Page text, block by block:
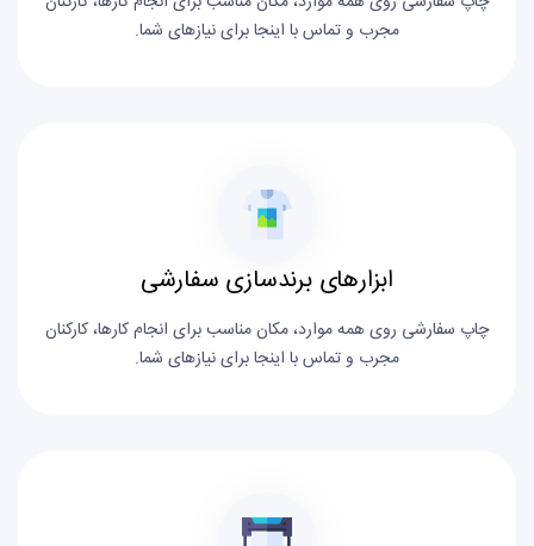
مجرب و تماس با اینجا برای نیازهای شما.
ابزارهای برندسازی سفارشی
چاپ سفارشی روی همه موارد، مکان مناسب برای انجام کارها، کارکنان
مجرب و تماس با اینجا برای نیازهای شما.